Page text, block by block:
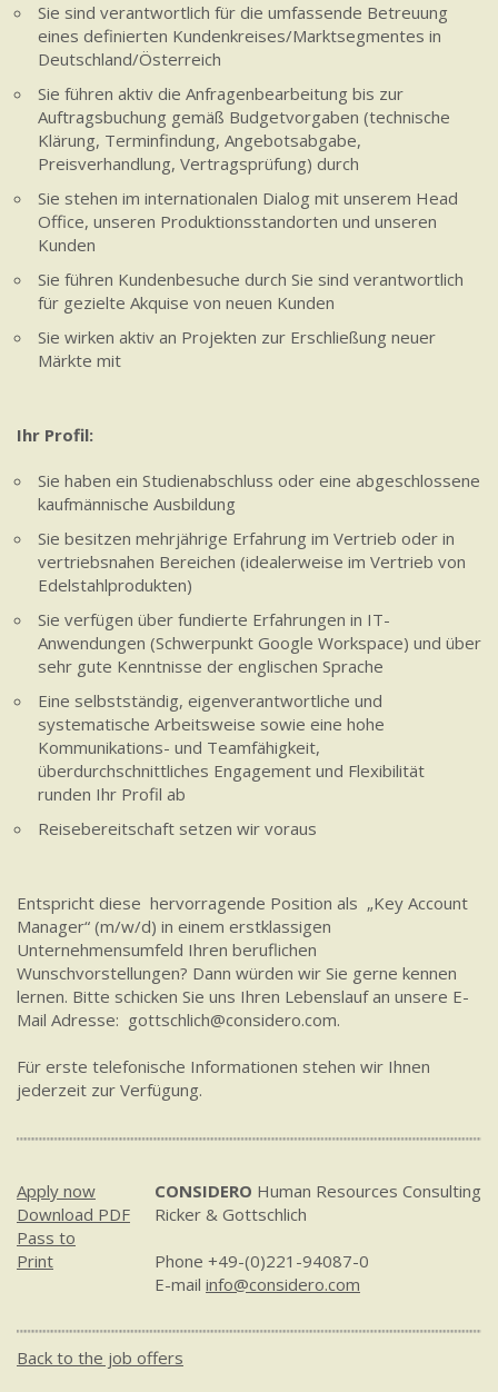
Sie sind verantwortlich für die umfassende Betreuung
eines definierten Kundenkreises/Marktsegmentes in
Deutschland/Österreich
Sie führen aktiv die Anfragenbearbeitung bis zur
Auftragsbuchung gemäß Budgetvorgaben (technische
Klärung, Terminfindung, Angebotsabgabe,
Preisverhandlung, Vertragsprüfung) durch
Sie stehen im internationalen Dialog mit unserem Head
Office, unseren Produktionsstandorten und unseren
Kunden
Sie führen Kundenbesuche durch Sie sind verantwortlich
für gezielte Akquise von neuen Kunden
Sie wirken aktiv an Projekten zur Erschließung neuer
Märkte mit
Ihr Profil:
Sie haben ein Studienabschluss oder eine abgeschlossene
kaufmännische Ausbildung
Sie besitzen mehrjährige Erfahrung im Vertrieb oder in
vertriebsnahen Bereichen (idealerweise im Vertrieb von
Edelstahlprodukten)
Sie verfügen über fundierte Erfahrungen in IT-
Anwendungen (Schwerpunkt Google Workspace) und über
sehr gute Kenntnisse der englischen Sprache
Eine selbstständig, eigenverantwortliche und
systematische Arbeitsweise sowie eine hohe
Kommunikations- und Teamfähigkeit,
überdurchschnittliches Engagement und Flexibilität
runden Ihr Profil ab
Reisebereitschaft setzen wir voraus
Entspricht diese hervorragende Position als „Key Account
Manager“ (m/w/d) in einem erstklassigen
Unternehmensumfeld Ihren beruflichen
Wunschvorstellungen? Dann würden wir Sie gerne kennen
lernen. Bitte schicken Sie uns Ihren Lebenslauf an unsere E-
Mail Adresse: gottschlich@considero.com.
Für erste telefonische Informationen stehen wir Ihnen
jederzeit zur Verfügung.
Apply now
Download PDF
Pass to
Print
CONSIDERO Human Resources Consulting
Ricker & Gottschlich
Phone +49-(0)221-94087-0
E-mail info@considero.com
Back to the job offers